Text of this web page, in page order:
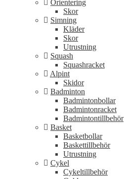
Orientering
Skor
Simning
Kläder
Skor
Utrustning
Squash
Squashracket
Alpint
Skidor
Badminton
Badmintonbollar
Badmintonracket
Badmintontillbehör
Basket
Basketbollar
Baskettillbehör
Utrustning
Cykel
Cykeltillbehör